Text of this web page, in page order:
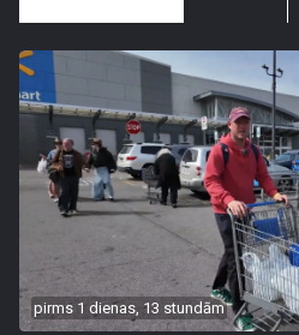
pirms 1 dienas, 13 stundām